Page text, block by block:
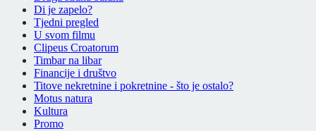
Di je zapelo?
Tjedni pregled
U svom filmu
Clipeus Croatorum
Timbar na libar
Financije i društvo
Titove nekretnine i pokretnine - što je ostalo?
Motus natura
Kultura
Promo